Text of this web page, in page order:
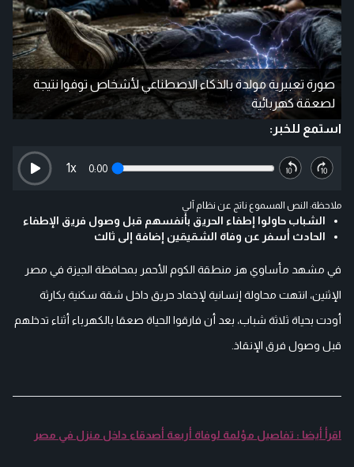
صورة تعبيرية مولدة بالذكاء الاصطناعي لأشخاص توفوا نتيجة
لصعقة كهربائية
استمع للخبر:
0:00
1x
ملاحظة: النص المسموع ناتج عن نظام آلي
الشباب حاولوا إطفاء الحريق بأنفسهم قبل وصول فريق الإطفاء
الحادث أسفر عن وفاة الشقيقين إضافة إلى ثالث
في مشهد مأساوي هز منطقة الكوم الأحمر بمحافظة الجيزة في مصر
الإثنين، انتهت محاولة إنسانية لإخماد حريق داخل شقة سكنية بكارثة
أودت بحياة ثلاثة شباب، بعد أن فارقوا الحياة صعقا بالكهرباء أثناء تدخلهم
قبل وصول فرق الإنقاذ.
اقرأ أيضا : تفاصيل مؤلمة لوفاة أربعة أصدقاء داخل منزل في مصر